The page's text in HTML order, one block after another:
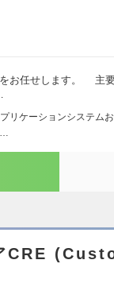
をお任せします。 主
リケーションシステム
…
アCRE